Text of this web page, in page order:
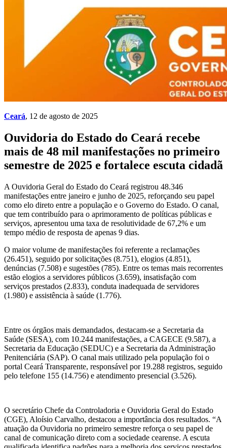
Ceará, 12 de agosto de 2025
Ouvidoria do Estado do Ceará recebe
mais de 48 mil manifestações no primeiro
semestre de 2025 e fortalece escuta cidadã
A Ouvidoria Geral do Estado do Ceará registrou 48.346
manifestações entre janeiro e junho de 2025, reforçando seu papel
como elo direto entre a população e o Governo do Estado. O canal,
que tem contribuído para o aprimoramento de políticas públicas e
serviços, apresentou uma taxa de resolutividade de 67,2% e um
tempo médio de resposta de apenas 9 dias.
O maior volume de manifestações foi referente a reclamações
(26.451), seguido por solicitações (8.751), elogios (4.851),
denúncias (7.508) e sugestões (785). Entre os temas mais recorrentes
estão elogios a servidores públicos (3.659), insatisfação com
serviços prestados (2.833), conduta inadequada de servidores
(1.980) e assistência à saúde (1.776).
Entre os órgãos mais demandados, destacam-se a Secretaria da
Saúde (SESA), com 10.244 manifestações, a CAGECE (9.587), a
Secretaria da Educação (SEDUC) e a Secretaria da Administração
Penitenciária (SAP). O canal mais utilizado pela população foi o
portal Ceará Transparente, responsável por 19.288 registros, seguido
pelo telefone 155 (14.756) e atendimento presencial (3.526).
O secretário Chefe da Controladoria e Ouvidoria Geral do Estado
(CGE), Aloísio Carvalho, destacou a importância dos resultados. “A
atuação da Ouvidoria no primeiro semestre reforça o seu papel de
canal de comunicação direto com a sociedade cearense. A escuta